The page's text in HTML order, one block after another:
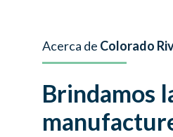
Acerca de Colorado
Brindamos